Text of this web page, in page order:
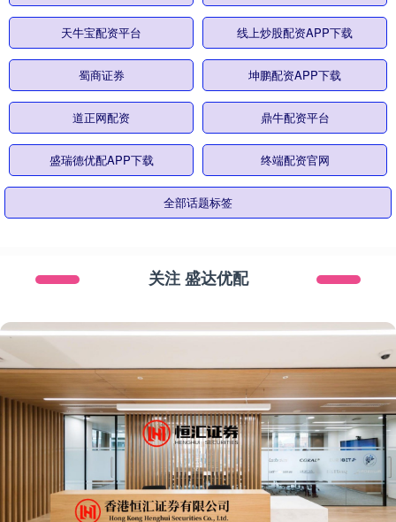
天牛宝配资平台 线上炒股配资APP下载
蜀商证券 坤鹏配资APP下载
道正网配资 鼎牛配资平台
盛瑞德优配APP下载 终端配资官网
全部话题标签
关注 盛达优配